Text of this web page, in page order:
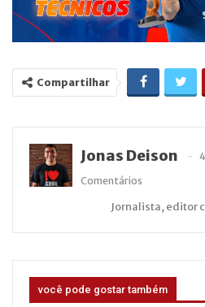
Compartilhar
Jonas Deison
Comentários
Jornalista, editor
você pode gostar também